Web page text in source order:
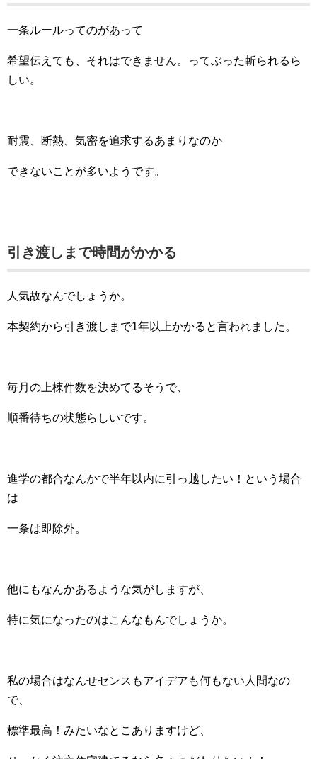
一条ルールってのがあって
希望伝えても、それはできません。ってぶった斬られるら
しい。
耐震、断熱、気密を追求するあまりなのか
できないことが多いようです。
引き渡しまで時間がかかる
人気故なんでしょうか。
本契約から引き渡しまで1年以上かかると言われました。
毎月の上棟件数を決めてるそうで、
順番待ちの状態らしいです。
進学の都合なんかで半年以内に引っ越したい！という場合
は
一条は即除外。
他にもなんかあるような気がしますが、
特に気になったのはこんなもんでしょうか。
私の場合はなんせセンスもアイデアも何もない人間なの
で、
標準最高！みたいなとこありますけど、